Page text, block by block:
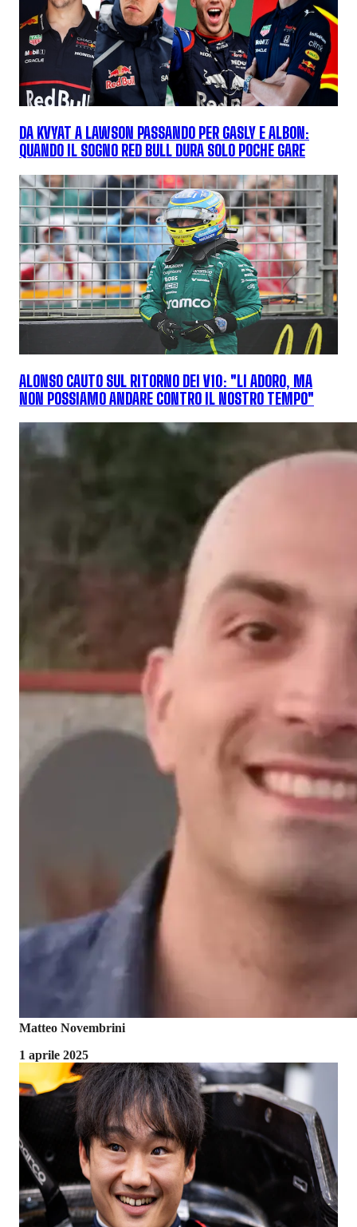
DA KVYAT A LAWSON PASSANDO PER GASLY E ALBON:
QUANDO IL SOGNO RED BULL DURA SOLO POCHE GARE
ALONSO CAUTO SUL RITORNO DEI V10: "LI ADORO, MA
NON POSSIAMO ANDARE CONTRO IL NOSTRO TEMPO"
Matteo Novembrini
1 aprile 2025